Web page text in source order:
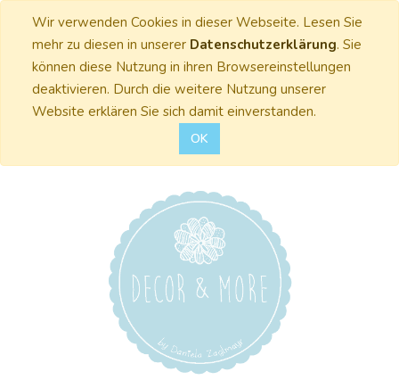
Wir verwenden Cookies in dieser Webseite. Lesen Sie
mehr zu diesen in unserer Datenschutzerklärung. Sie
können diese Nutzung in ihren Browsereinstellungen
deaktivieren. Durch die weitere Nutzung unserer
Website erklären Sie sich damit einverstanden.
OK